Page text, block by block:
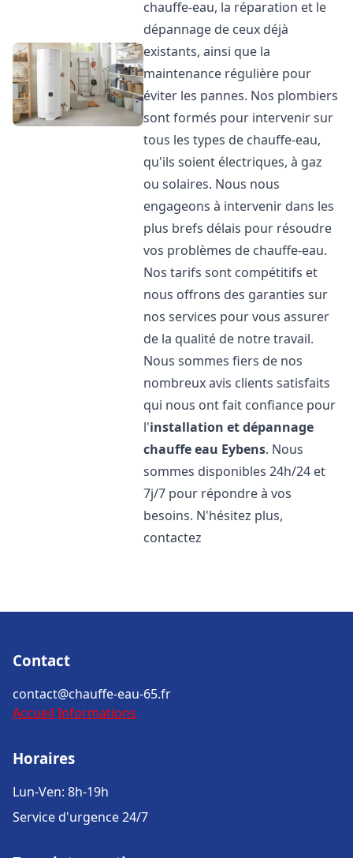
chauffe-eau, la réparation et le
dépannage de ceux déjà
existants, ainsi que la
maintenance régulière pour
éviter les pannes. Nos plombiers
sont formés pour intervenir sur
tous les types de chauffe-eau,
qu'ils soient électriques, à gaz
ou solaires. Nous nous
engageons à intervenir dans les
plus brefs délais pour résoudre
vos problèmes de chauffe-eau.
Nos tarifs sont compétitifs et
nous offrons des garanties sur
nos services pour vous assurer
de la qualité de notre travail.
Nous sommes fiers de nos
nombreux avis clients satisfaits
qui nous ont fait confiance pour
l'installation et dépannage
chauffe eau Eybens. Nous
sommes disponibles 24h/24 et
7j/7 pour répondre à vos
besoins. N'hésitez plus,
contactez
Contact
contact@chauffe-eau-65.fr
Accueil Informations
Horaires
Lun-Ven: 8h-19h
Service d'urgence 24/7